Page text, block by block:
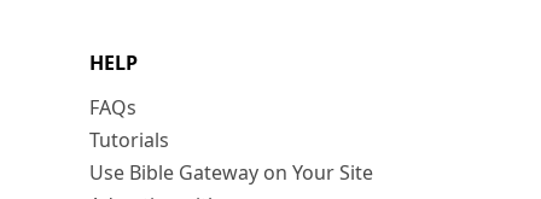
HELP
FAQs
Tutorials
Use Bible Gateway on Your Site